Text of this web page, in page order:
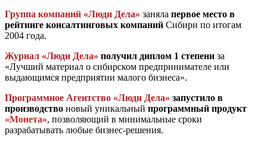
Группа компаний «Люди Дела» заняла первое место в
рейтинге консалтинговых компаний Сибири по итогам
2004 года.
Журнал «Люди Дела» получил диплом 1 степени за
«Лучший материал о сибирском предпринимателе или
выдающимся предприятии малого бизнеса».
Программное Агентство «Люди Дела» запустило в
производство новый уникальный программный продукт
«Монета», позволяющий в минимальные сроки
разрабатывать любые бизнес-решения.